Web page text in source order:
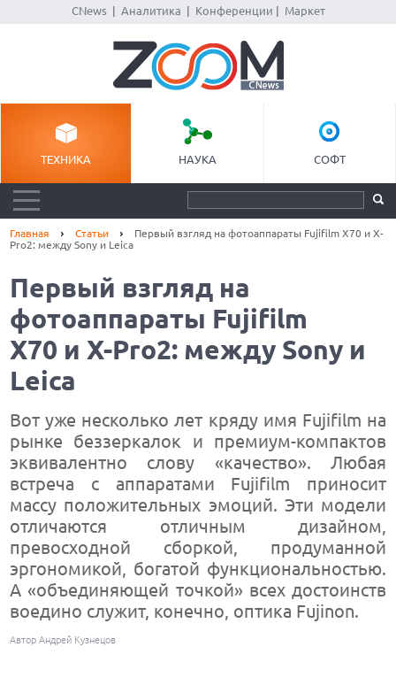
CNews| Аналитика Конференции Маркет
ТЕХНИКА НАУКА СОФТ
Главная Статьи
Первый взгляд на фотоаппараты Fujifilm X70 и X-
Pro2: между Sony и Leica
Первый взгляд на
фотоаппараты Fujifilm
X70 и X-Pro2: между Sony и
Leica
Вот уже несколько лет кряду имя Fujifilm на
рынке беззеркалок и премиум-компактов
эквивалентно слову «качество». Любая
встреча с аппаратами Fujifilm приносит
массу положительных эмоций. Эти модели
отличаются отличным дизайном,
превосходной сборкой, продуманной
эргономикой, богатой функциональностью.
А «объединяющей точкой» всех достоинств
воедино служит, конечно, оптика Fujinon.
Автор Андрей Кузнецов